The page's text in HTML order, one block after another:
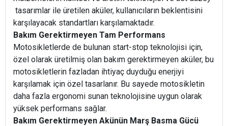
tasarımlar ile üretilen aküler, kullanıcıların beklentisini
karşılayacak standartları karşılamaktadır.
Bakım Gerektirmeyen Tam Performans
Motosikletlerde de bulunan start-stop teknolojisi için,
özel olarak üretilmiş olan bakım gerektirmeyen aküler, bu
motosikletlerin fazladan ihtiyaç duyduğu enerjiyi
karşılamak için özel tasarlanır. Bu sayede motosikletin
daha fazla ergonomi sunan teknolojisine uygun olarak
yüksek performans sağlar.
Bakım Gerektirmeyen Akünün Marş Basma Gücü